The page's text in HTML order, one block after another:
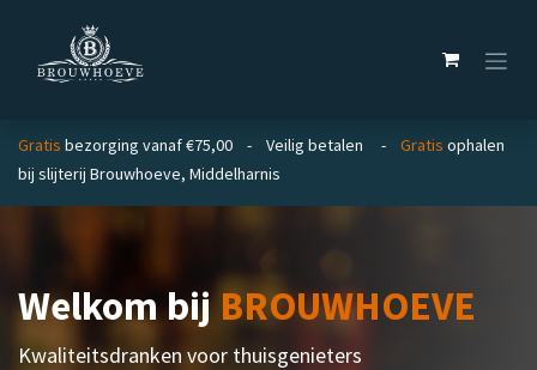
Gratis bezorging vanaf €75,00 - Veilig betalen - Gratis ophalen
bij slijterij Brouwhoeve, Middelharnis
Welkom bijBROUWHOEVE
Kwaliteitsdranken voor thuisgenieters